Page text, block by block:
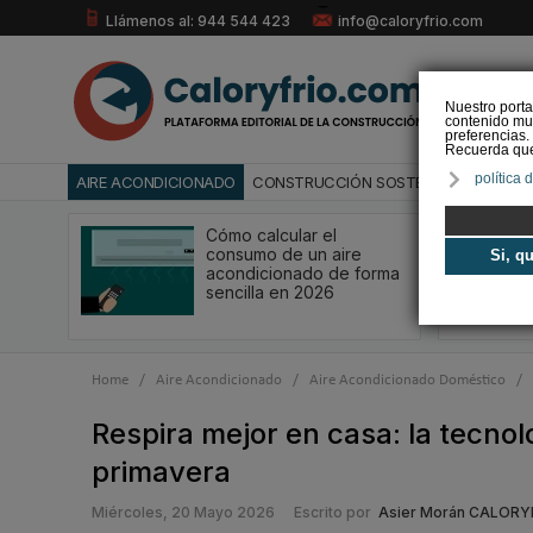
Nuestro
contenido
preferencias.
Recuerda
política
Si,
Llámenos al: 944 544 423 info@caloryfrio.com
AIRE ACONDICIONADO CONSTRUCCIÓN SOSTENIBLE
Cómo calcular el
consumo de un aire
acondicionado de forma
sencilla en 2026
Home / Aire Acondicionado / Aire Acondicionado Doméstico /
Respira mejor en casa: la
primavera
Miércoles, 20 Mayo 2026 Escrito por Asier Morán